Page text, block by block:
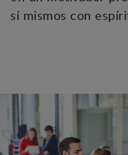
sí mismos con